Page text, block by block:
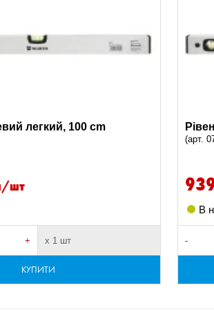
легкий, 100 cm
шт
+ х 1 шт
КУПИТИ
(арт.
В
-